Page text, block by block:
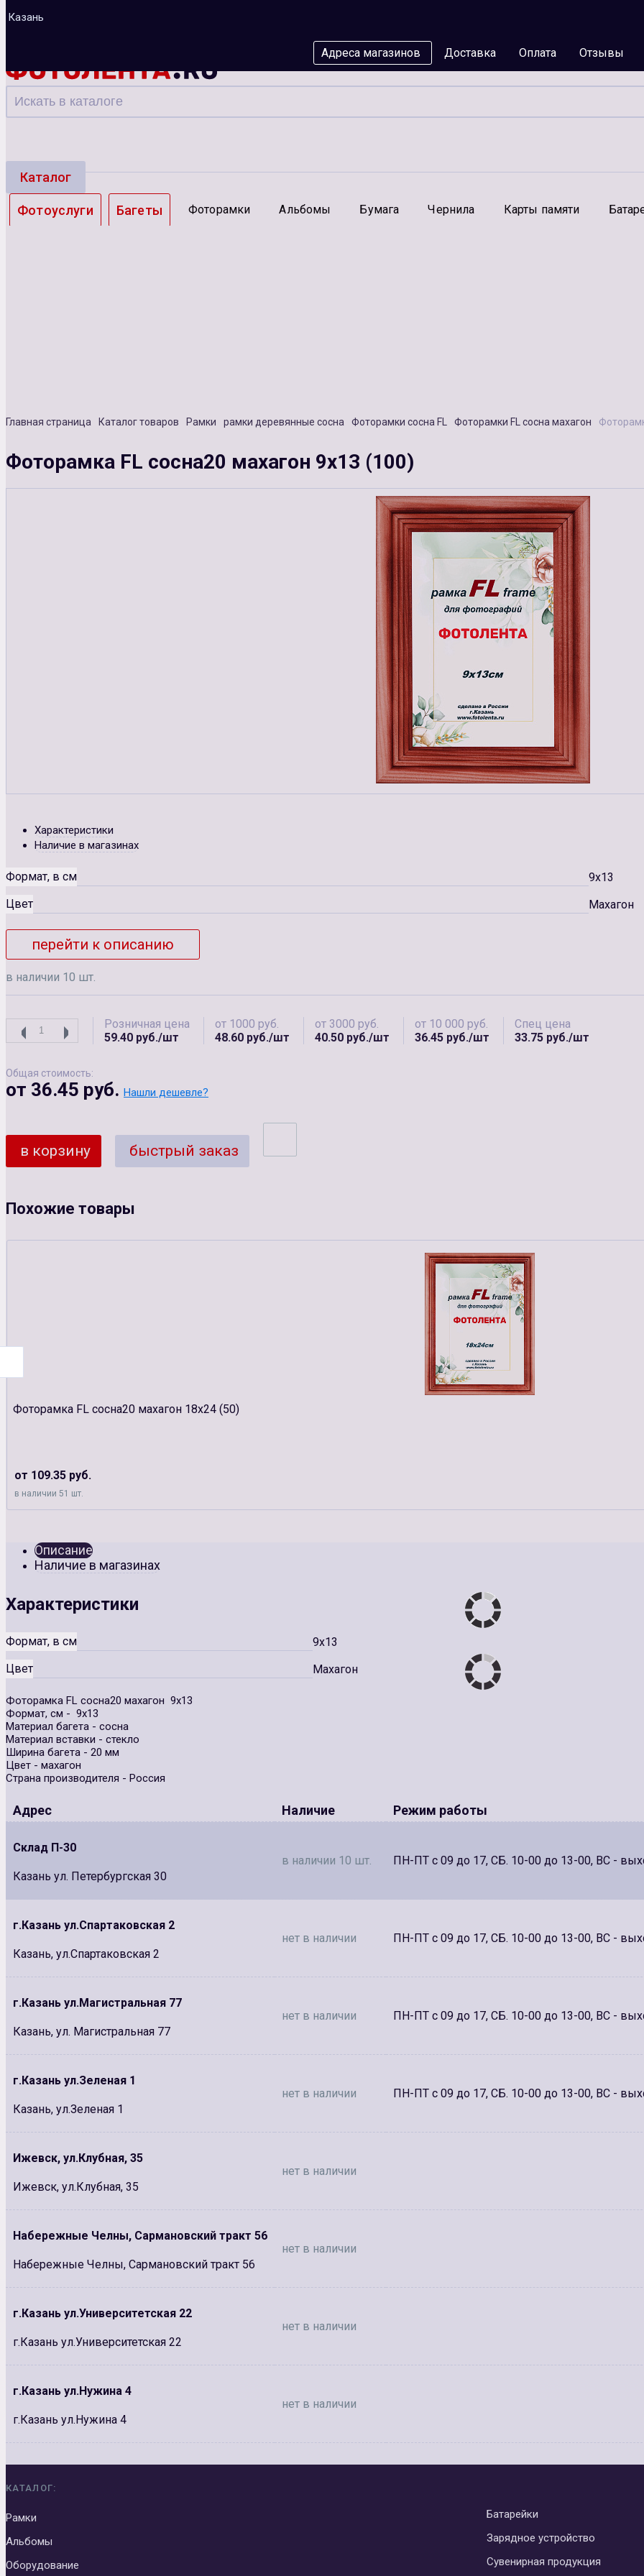
Казань
Адреса магазинов Доставка Оплата Отзывы
Каталог
Фотоуслуги Багеты Фоторамки Альбомы Бумага Чернила Карты памяти
Главная страница Каталог товаров Рамки рамки деревянные сосна Фоторамки сосна FL Фоторамки FL сосна махагон
Фоторамка FL сосна20 махагон 9х13 (100)
Характеристики
Наличие в магазинах
Формат, в см
9x13
Цвет
Махагон
перейти к описанию
в наличии 10 шт.
Розничная цена
59.40 руб./шт
от 1000 руб.
48.60 руб./шт
от 3000 руб.
40.50 руб./шт
от 10 000 руб.
36.45 руб./шт
Спец цена
33.75 руб./шт
Общая стоимость:
от 36.45 руб. Нашли дешевле?
в корзину быстрый заказ
Похожие товары
Фоторамка FL сосна20 махагон 18х24 (50)
от 109.35 руб.
в наличии 51 шт.
Описание
Наличие в магазинах
Характеристики
Формат, в см
9x13
Цвет
Махагон
Фоторамка FL сосна20 махагон 9х13
Формат, см - 9х13
Материал багета - сосна
Материал вставки - стекло
Ширина багета - 20 мм
Цвет - махагон
Страна производителя - Россия
Адрес Наличие Режим работы
Склад П-30
Казань ул. Петербургская 30
в наличии 10 шт. ПН-ПТ с 09 до 17, СБ. 10-00 до 13-00, ВС -
г.Казань ул.Спартаковская 2
Казань, ул.Спартаковская 2
нет в наличии ПН-ПТ с 09 до 17, СБ. 10-00 до 13-00, ВС -
г.Казань ул.Магистральная 77
Казань, ул. Магистральная 77
нет в наличии ПН-ПТ с 09 до 17, СБ. 10-00 до 13-00, ВС -
г.Казань ул.Зеленая 1
Казань, ул.Зеленая 1
нет в наличии ПН-ПТ с 09 до 17, СБ. 10-00 до 13-00, ВС -
Ижевск, ул.Клубная, 35
Ижевск, ул.Клубная, 35
нет в наличии
Набережные Челны, Сармановский тракт 56
Набережные Челны, Сармановский тракт 56
нет в наличии
г.Казань ул.Университетская 22
г.Казань ул.Университетская 22
нет в наличии
г.Казань ул.Нужина 4
г.Казань ул.Нужина 4
нет в наличии
КАТАЛОГ:
Рамки
Альбомы
Оборудование
Батарейки
Зарядное устройство
Сувенирная продукция